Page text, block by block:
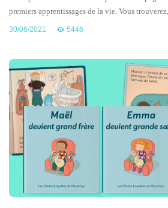
premiers apprentissages de la vie. Vous trouverez,
30/06/2021 5446